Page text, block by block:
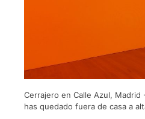
Cerrajero en Calle Azul, Madrid
has quedado fuera de casa a